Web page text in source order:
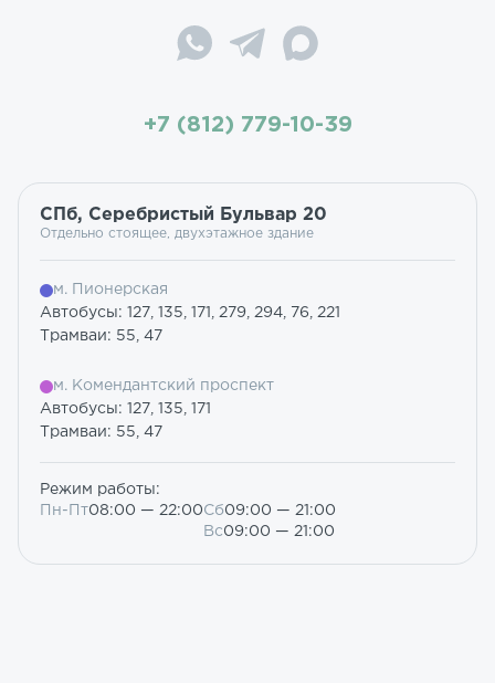
+7 (812) 779-10-39
СПб, Серебристый Бульвар 20
Отдельно стоящее, двухэтажное здание
м. Пионерская
Автобусы: 127, 135, 171, 279, 294, 76, 221
Трамваи: 55, 47
м. Комендантский проспект
Автобусы: 127, 135, 171
Трамваи: 55, 47
Режим работы:
Пн-Пт08:00 — 22:00Сб09:00 — 21:00
Вс09:00 — 21:00